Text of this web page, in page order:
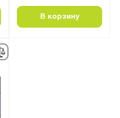
В корзину